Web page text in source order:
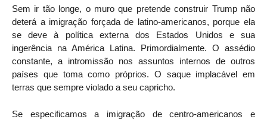
Sem ir tão longe, o muro que pretende construir Trump não
deterá a imigração forçada de latino-americanos, porque ela
se deve à política externa dos Estados Unidos e sua
ingerência na América Latina. Primordialmente. O assédio
constante, a intromissão nos assuntos internos de outros
países que toma como próprios. O saque implacável em
terras que sempre violado a seu capricho.
Se especificamos a imigração de centro-americanos e